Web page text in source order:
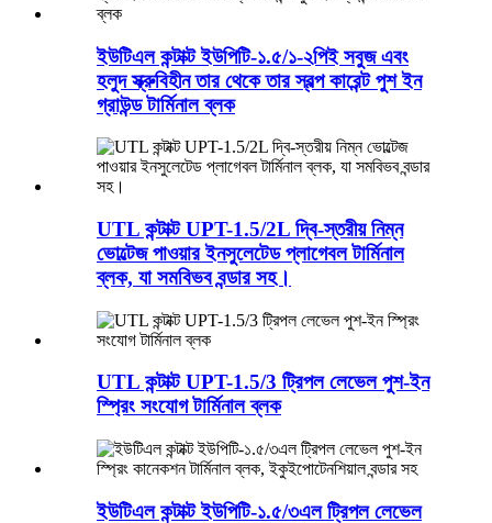
ইউটিএল কন্টাক্ট ইউপিটি-১.৫/১-২পিই সবুজ এবং
হলুদ স্ক্রুবিহীন তার থেকে তার স্বল্প কারেন্ট পুশ ইন
গ্রাউন্ড টার্মিনাল ব্লক
UTL কন্টাক্ট UPT-1.5/2L দ্বি-স্তরীয় নিম্ন
ভোল্টেজ পাওয়ার ইনসুলেটেড প্লাগেবল টার্মিনাল
ব্লক, যা সমবিভব বন্ডার সহ।
UTL কন্টাক্ট UPT-1.5/3 ট্রিপল লেভেল পুশ-ইন
স্প্রিং সংযোগ টার্মিনাল ব্লক
ইউটিএল কন্টাক্ট ইউপিটি-১.৫/৩এল ট্রিপল লেভেল